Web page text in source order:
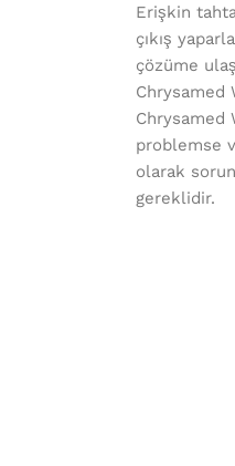
Erişkin
çıkış
çözüme
Chrysamed
Chrysamed
problemse
olarak
gereklidir.